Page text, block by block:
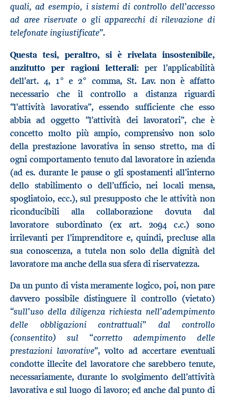
quali, ad esempio, i sistemi di controllo dell’accesso
ad aree riservate o gli apparecchi di rilevazione di
telefonate ingiustificate”.
Questa tesi, peraltro, si è rivelata insostenibile,
anzitutto per ragioni letterali: per l’applicabilità
dell’art. 4, 1° e 2° comma, St. Lav. non è affatto
necessario che il controllo a distanza riguardi
“l’attività lavorativa”, essendo sufficiente che esso
abbia ad oggetto “l’attività dei lavoratori”, che è
concetto molto più ampio, comprensivo non solo
della prestazione lavorativa in senso stretto, ma di
ogni comportamento tenuto dal lavoratore in azienda
(ad es. durante le pause o gli spostamenti all’interno
dello stabilimento o dell’ufficio, nei locali mensa,
spogliatoio, ecc.), sul presupposto che le attività non
riconducibili alla collaborazione dovuta dal
lavoratore subordinato (ex art. 2094 c.c.) sono
irrilevanti per l’imprenditore e, quindi, precluse alla
sua conoscenza, a tutela non solo della dignità del
lavoratore ma anche della sua sfera di riservatezza.
Da un punto di vista meramente logico, poi, non pare
davvero possibile distinguere il controllo (vietato)
“sull’uso della diligenza richiesta nell’adempimento
delle obbligazioni contrattuali” dal controllo
(consentito) sul “corretto adempimento delle
prestazioni lavorative”, volto ad accertare eventuali
condotte illecite del lavoratore che sarebbero tenute,
necessariamente, durante lo svolgimento dell’attività
lavorativa e sul luogo di lavoro; ed anche dal punto di